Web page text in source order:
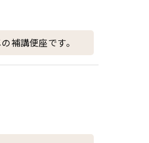
補講便座です。